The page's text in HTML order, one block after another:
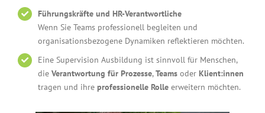
Führungskräfte und HR-Verantwortliche
Wenn Sie Teams professionell begleiten und
organisationsbezogene Dynamiken reflektieren möchten.
Eine Supervision Ausbildung ist sinnvoll für Menschen,
die Verantwortung für Prozesse,Teamsoder Klient:innen
tragen und ihre professionelle Rolleerweitern möchten.